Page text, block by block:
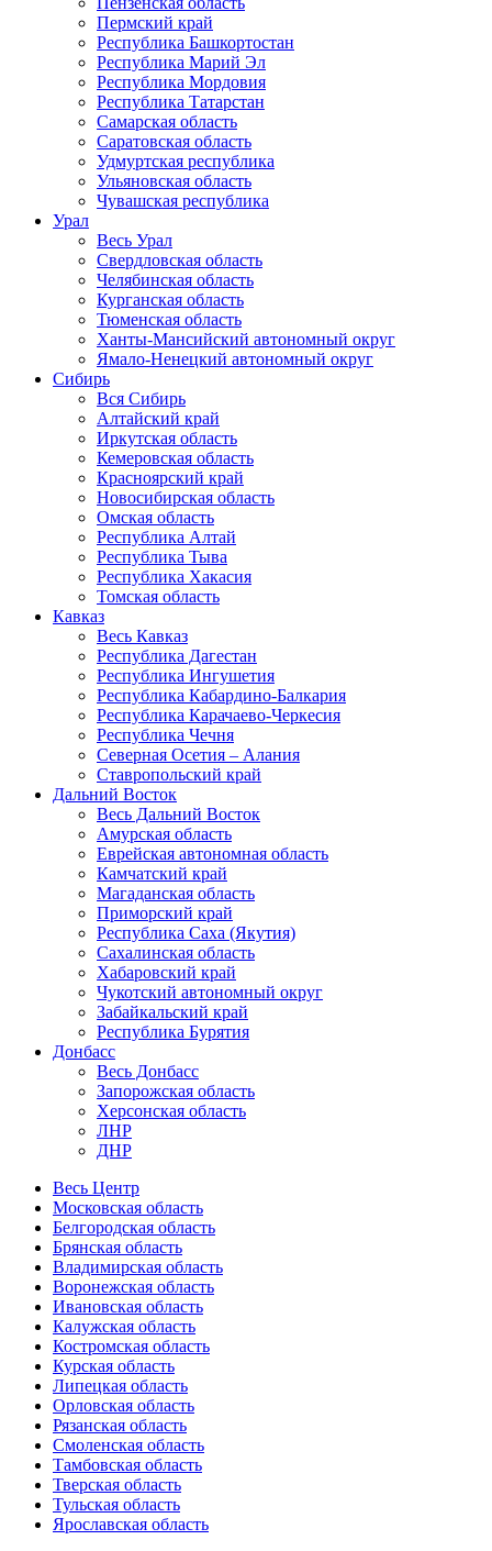
Пермский край
Республика Башкортостан
Республика Марий Эл
Республика Мордовия
Республика Татарстан
Самарская область
Саратовская область
Удмуртская республика
Ульяновская область
Чувашская республика
Урал
Весь Урал
Свердловская область
Челябинская область
Курганская область
Тюменская область
Ханты-Мансийский автономный округ
Ямало-Ненецкий автономный округ
Сибирь
Вся Сибирь
Алтайский край
Иркутская область
Кемеровская область
Красноярский край
Новосибирская область
Омская область
Республика Алтай
Республика Тыва
Республика Хакасия
Томская область
Кавказ
Весь Кавказ
Республика Дагестан
Республика Ингушетия
Республика Кабардино-Балкария
Республика Карачаево-Черкесия
Республика Чечня
Северная Осетия – Алания
Ставропольский край
Дальний Восток
Весь Дальний Восток
Амурская область
Еврейская автономная область
Камчатский край
Магаданская область
Приморский край
Республика Саха (Якутия)
Сахалинская область
Хабаровский край
Чукотский автономный округ
Забайкальский край
Республика Бурятия
Донбасс
Весь Донбасс
Запорожская область
Херсонская область
ЛНР
ДНР
Весь Центр
Московская область
Белгородская область
Брянская область
Владимирская область
Воронежская область
Ивановская область
Калужская область
Костромская область
Курская область
Липецкая область
Орловская область
Рязанская область
Смоленская область
Тамбовская область
Тверская область
Тульская область
Ярославская область